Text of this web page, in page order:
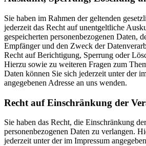
Sie haben im Rahmen der geltenden
jederzeit das Recht auf unentgeltliche
gespeicherten personenbezogenen Daten,
Empfänger und den Zweck der
Recht auf Berichtigung, Sperrung oder
Hierzu sowie zu weiteren Fragen zum
Daten können Sie sich jederzeit unter der
angegebenen Adresse an uns wenden.
Recht auf Einschränkung der
Sie haben das Recht, die Einschränkung
personenbezogenen Daten zu verlangen.
jederzeit unter der im Impressum